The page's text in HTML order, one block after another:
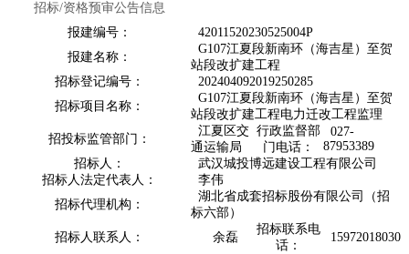
招标/资格预审公告信息
报建编号：
42011520230525004P
报建名称：
G107江夏段新南环（海吉星）至贺
站段改扩建工程
招标登记编号：
202404092019250285
招标项目名称：
G107江夏段新南环（海吉星）至贺
站段改扩建工程电力迁改工程监理
招投标监管部门：
江夏区交
通运输局
行政监督部
门电话：
027-
87953389
招标人：
武汉城投博远建设工程有限公司
招标人法定代表人：
李伟
招标代理机构：
湖北省成套招标股份有限公司（招
标六部）
招标人联系人：
余磊
招标联系电
话：
15972018030